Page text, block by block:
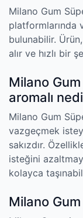
Milano Gum
platformlarında
bulunabilir.
alır ve hızlı bir
Milano
aromalı
Milano Gum
vazgeçmek
sakızdır.
isteğini
kolayca
Milano